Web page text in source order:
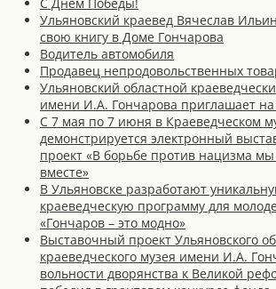
Ульяновский краевед Вячеслав
свою книгу в Доме Гончарова
Водитель автомобиля
Продавец непродовольственных
Ульяновский областной
имени И.А. Гончарова приглашает на
С 7 мая по 7 июня в Краеведческом
демонстрируется электронный
проект «В борьбе против нацизма
вместе»
В Ульяновске разработают
краеведческую программу для
«Гончаров – это модно»
Выставочный проект Ульяновского
краеведческого музея имени И.А.
вольности дворянства к Великой